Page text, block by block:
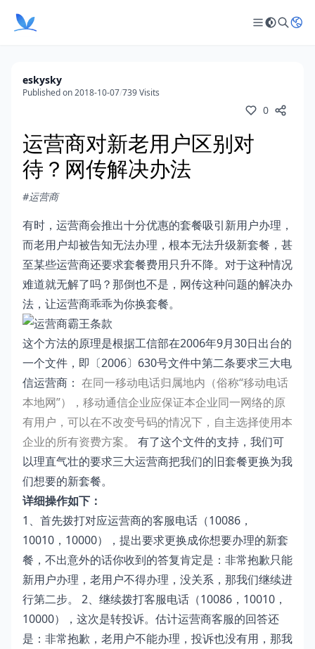
eskysky
Published on 2018-10-07/739 Visits
0
运营商对新老用户区别对
待？网传解决办法
#运营商
有时，运营商会推出十分优惠的套餐吸引新用户办理，
而老用户却被告知无法办理，根本无法升级新套餐，甚
至某些运营商还要求套餐费用只升不降。对于这种情况
难道就无解了吗？那倒也不是，网传这种问题的解决办
法，让运营商乖乖为你换套餐。
这个方法的原理是根据工信部在2006年9月30日出台的
一个文件，即〔2006〕630号文件中第二条要求三大电
信运营商： 在同一移动电话归属地内（俗称“移动电话
本地网”），移动通信企业应保证本企业同一网络的原
有用户，可以在不改变号码的情况下，自主选择使用本
企业的所有资费方案。
有了这个文件的支持，我们可
以理直气壮的要求三大运营商把我们的旧套餐更换为我
们想要的新套餐。
详细操作如下：
1、首先拨打对应运营商的客服电话（10086，
10010，10000），提出要求更换成你想要办理的新套
餐，不出意外的话你收到的答复肯定是：非常抱歉只能
新用户办理，老用户不得办理，没关系，那我们继续进
行第二步。 2、继续拨打客服电话（10086，10010，
10000），这次是转投诉。估计运营商客服的回答还
是：非常抱歉，老用户不能办理，投诉也没有用，那我